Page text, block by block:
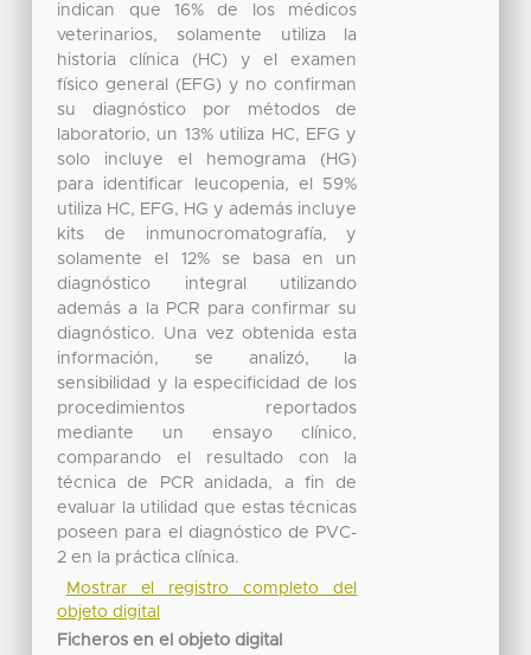
indican que 16% de los médicos
veterinarios, solamente utiliza la
historia clínica (HC) y el examen
físico general (EFG) y no confirman
su diagnóstico por métodos de
laboratorio, un 13% utiliza HC, EFG y
solo incluye el hemograma (HG)
para identificar leucopenia, el 59%
utiliza HC, EFG, HG y además incluye
kits de inmunocromatografía, y
solamente el 12% se basa en un
diagnóstico integral utilizando
además a la PCR para confirmar su
diagnóstico. Una vez obtenida esta
información, se analizó, la
sensibilidad y la especificidad de los
procedimientos reportados
mediante un ensayo clínico,
comparando el resultado con la
técnica de PCR anidada, a fin de
evaluar la utilidad que estas técnicas
poseen para el diagnóstico de PVC-
2 en la práctica clínica.
Mostrar el registro completo del
objeto digital
Ficheros en el objeto digital